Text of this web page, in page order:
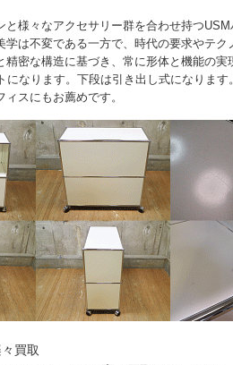
と様々なアクセサリー群を合わせ持つ
学は不変である一方で、時代の要求やテ
精密な構造に基づき、常に形体と機能の実
になります。下段は引き出し式になりま
スにもお薦めです。
買取